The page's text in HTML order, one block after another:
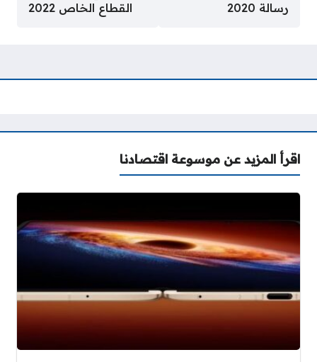
رسالة 2020
القطاع الخاص 2022
اقرأ المزيد عن موسوعة اقتصادنا